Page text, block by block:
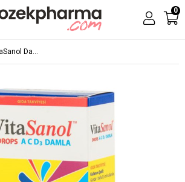
0
VitaSanol Damla 30 ml